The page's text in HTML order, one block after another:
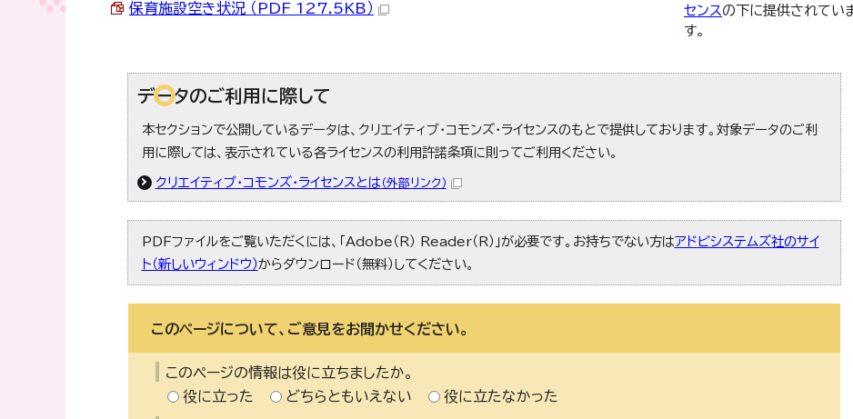
センスの下に提供されてい
す。
保育施設空き状況 （PDF 127.5KB）
データのご利用に際して
本セクションで公開しているデータは、クリエイティブ・コモンズ・ライセンスのもとで提供しております。対象データのご利
用に際しては、表示されている各ライセンスの利用許諾条項に則ってご利用ください。
クリエイティブ・コモンズ・ライセンスとは （外部リンク）
PDFファイルをご覧いただくには、「Adobe（R） Reader（R）」が必要です。お持ちでない方はアドビシステムズ社のサイ
ト（新しいウィンドウ）からダウンロード（無料）してください。
このページについて、ご意見をお聞かせください。
このページの情報は役に立ちましたか。
役に立った
どちらともいえない 役に立たなかった